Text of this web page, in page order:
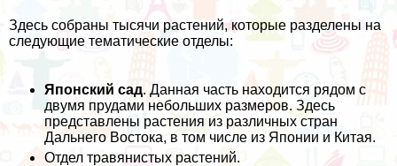
Здесь собраны тысячи растений, которые разделены на
следующие тематические отделы:
Японский сад. Данная часть находится рядом с
двумя прудами небольших размеров. Здесь
представлены растения из различных стран
Дальнего Востока, в том числе из Японии и Китая.
Отдел травянистых растений.